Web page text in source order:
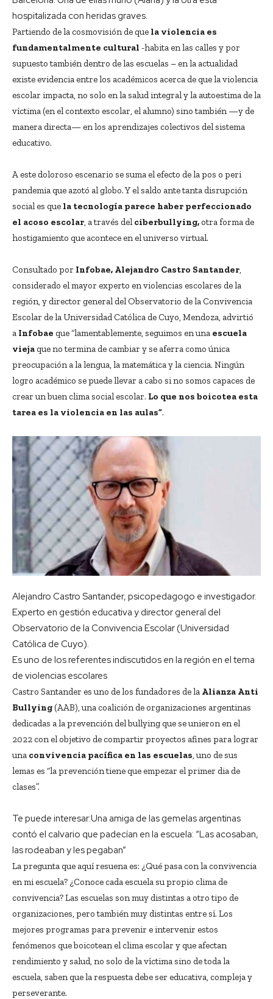
hospitalizada con heridas graves.
Partiendo de la cosmovisión de que la violencia es
fundamentalmente cultural -habita en las calles y por
supuesto también dentro de las escuelas – en la actualidad
existe evidencia entre los académicos acerca de que la violencia
escolar impacta, no solo en la salud integral y la autoestima de la
víctima (en el contexto escolar, el alumno) sino también —y de
manera directa— en los aprendizajes colectivos del sistema
educativo.
A este doloroso escenario se suma el efecto de la pos o peri
pandemia que azotó al globo. Y el saldo ante tanta disrupción
social es que la tecnología parece haber perfeccionado
el acoso escolar, a través delciberbullying,otra forma de
hostigamiento que acontece en el universo virtual.
Consultado por Infobae, Alejandro Castro Santander,
considerado el mayor experto en violencias escolares de la
región, y director general del Observatorio de la Convivencia
Escolar de la Universidad Católica de Cuyo, Mendoza, advirtió
a Infobae que “lamentablemente, seguimos en una escuela
viejaque no termina de cambiar y se aferra como única
preocupación a la lengua, la matemática y la ciencia. Ningún
logro académico se puede llevar a cabo si no somos capaces de
crear un buen clima social escolar. Lo que nos boicotea esta
tarea es la violencia en las aulas”.
Alejandro Castro Santander, psicopedagogo e investigador.
Experto en gestión educativa y director general del
Observatorio de la Convivencia Escolar (Universidad
Católica de Cuyo).
Es uno de los referentes indiscutidos en la región en el tema
de violencias escolares
Castro Santander es uno de los fundadores de la Alianza Anti
Bullying (AAB), una coalición de organizaciones argentinas
dedicadas a la prevención del bullying que se unieron en el
2022 con el objetivo de compartir proyectos afines para lograr
una convivencia pacífica en las escuelas, uno de sus
lemas es “la prevención tiene que empezar el primer dia de
clases”.
Te puede interesar:Una amiga de las gemelas argentinas
contó el calvario que padecían en la escuela: “Las acosaban,
las rodeaban y les pegaban”
La pregunta que aquí resuena es: ¿Qué pasa con la convivencia
en mi escuela? ¿Conoce cada escuela su propio clima de
convivencia? Las escuelas son muy distintas a otro tipo de
organizaciones, pero también muy distintas entre sí. Los
mejores programas para prevenir e intervenir estos
fenómenos que boicotean el clima escolar y que afectan
rendimiento y salud, no solo de la víctima sino de toda la
escuela, saben que la respuesta debe ser educativa, compleja y
perseverante.